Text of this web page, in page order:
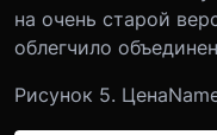
на очень старой
облегчило
Рисунок 5. Цена